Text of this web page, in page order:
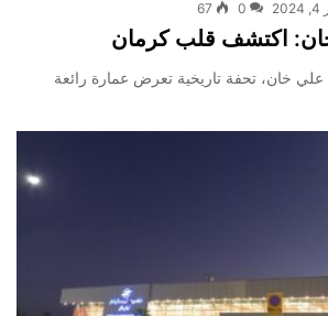
0
67
اكتشف قلب كرمان
خان، تحفة تاريخية تعرض عمارة رائعة